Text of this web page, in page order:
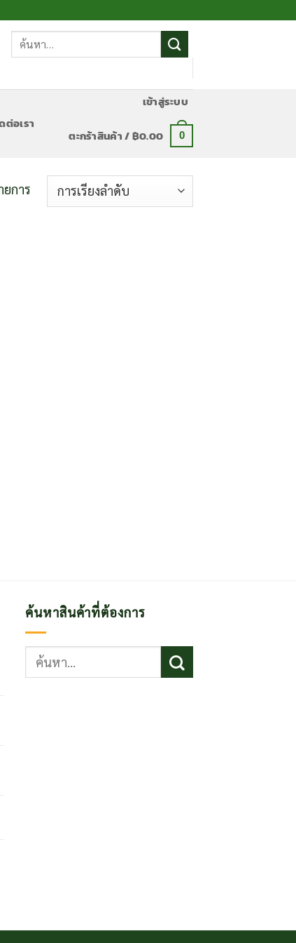
ค้นหา:
ต่อเรา
เข้าสู่ระบบ
ตะกร้าสินค้า /฿0.00 0
ยการ
ค้นหาสินค้าที่ต้องการ
ค้นหา: